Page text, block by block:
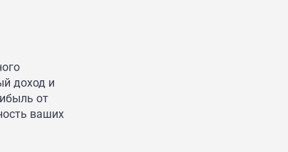
доход и
от
ваших